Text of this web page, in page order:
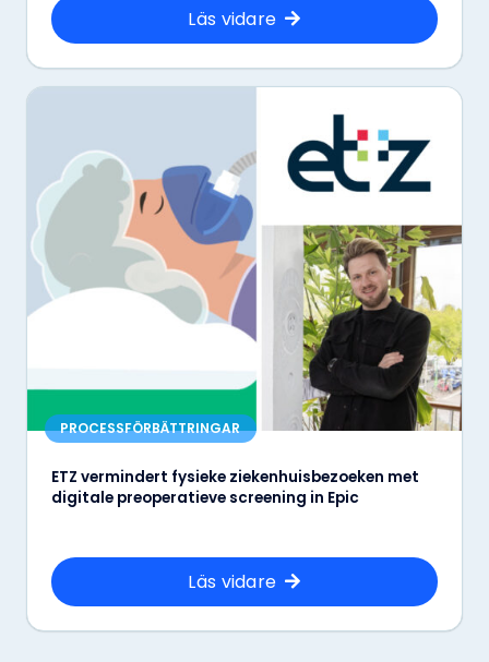
Läs vidare
PROCESSFÖRBÄTTRINGAR
ETZ vermindert fysieke ziekenhuisbezoeken met
digitale preoperatieve screening in Epic
Läs vidare